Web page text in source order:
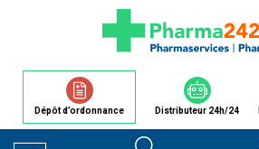
Dépôt d’ordonnance Distributeur 24h/24